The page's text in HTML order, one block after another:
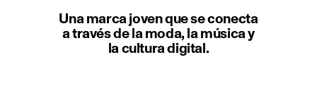
Una marca joven que se conecta
a través de la moda, la música y
la cultura digital.